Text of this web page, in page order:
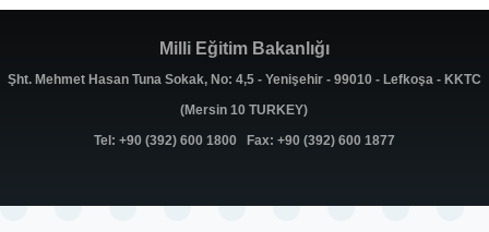
Milli Eğitim Bakanlığı
Şht. Mehmet Hasan Tuna Sokak, No: 4,5 - Yenişehir - 99010 - Lefkoşa - KKTC
(Mersin 10 TURKEY)
Tel: +90 (392) 600 1800 Fax: +90 (392) 600 1877